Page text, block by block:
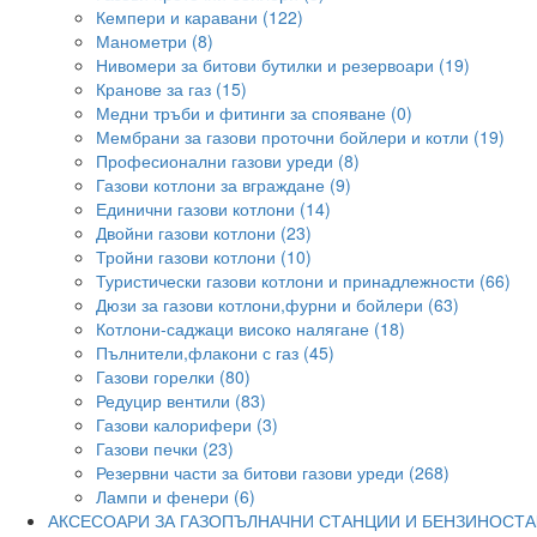
Кемпери и каравани (122)
Манометри (8)
Нивомери за битови бутилки и резервоари (19)
Кранове за газ (15)
Медни тръби и фитинги за спояване (0)
Мембрани за газови проточни бойлери и котли (19)
Професионални газови уреди (8)
Газови котлони за вграждане (9)
Единични газови котлони (14)
Двойни газови котлони (23)
Тройни газови котлони (10)
Туристически газови котлони и принадлежности (66)
Дюзи за газови котлони,фурни и бойлери (63)
Котлони-саджаци високо налягане (18)
Пълнители,флакони с газ (45)
Газови горелки (80)
Редуцир вентили (83)
Газови калорифери (3)
Газови печки (23)
Резервни части за битови газови уреди (268)
Лампи и фенери (6)
АКСЕСОАРИ ЗА ГАЗОПЪЛНАЧНИ СТАНЦИИ И